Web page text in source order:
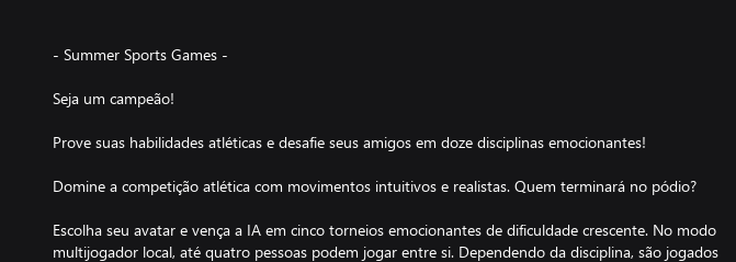
- Summer Sports Games -
Seja um campeão!
Prove suas habilidades atléticas e desafie seus amigos em doze disciplinas emocionantes!
Domine a competição atlética com movimentos intuitivos e realistas. Quem terminará no pódio?
Escolha seu avatar e vença a IA em cinco torneios emocionantes de dificuldade crescente. No modo
multijogador local, até quatro pessoas podem jogar entre si. Dependendo da disciplina, são jogados